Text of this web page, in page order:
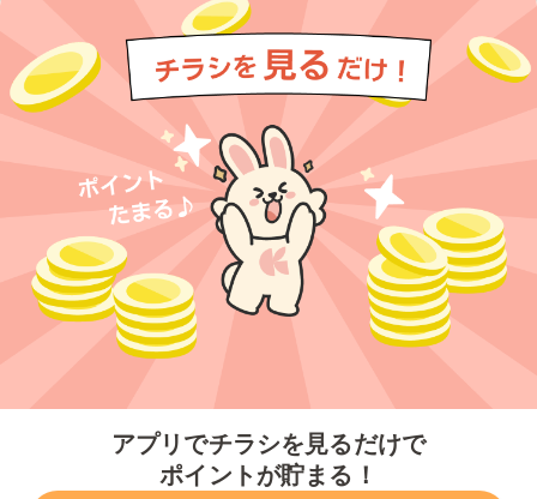
アプリでチラシを見るだけで
ポイントが貯まる！